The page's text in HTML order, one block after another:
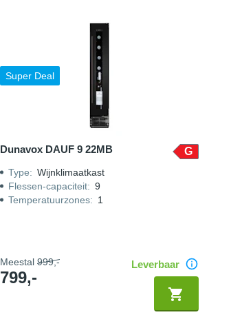
Super Deal
Dunavox DAUF 9 22MB G
Type: Wijnklimaatkast
Flessen-capaciteit: 9
Temperatuurzones: 1
Meestal999,-
799,-
Leverbaar